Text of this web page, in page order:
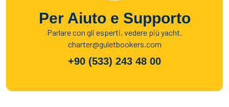
Per Aiuto e Supporto
Parlare con gli esperti, vedere più yacht.
charter@guletbookers.com
+90 (533) 243 48 00